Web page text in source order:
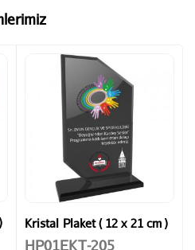
Kristal Plaket ( 12 x 21 cm )
HP01EKT-205